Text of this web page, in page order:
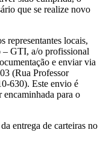
que se realize novo
representantes locais,
– GTI, a/o profissional
e enviar via
(Rua Professor
630). Este envio é
encaminhada para o
entrega de carteiras no